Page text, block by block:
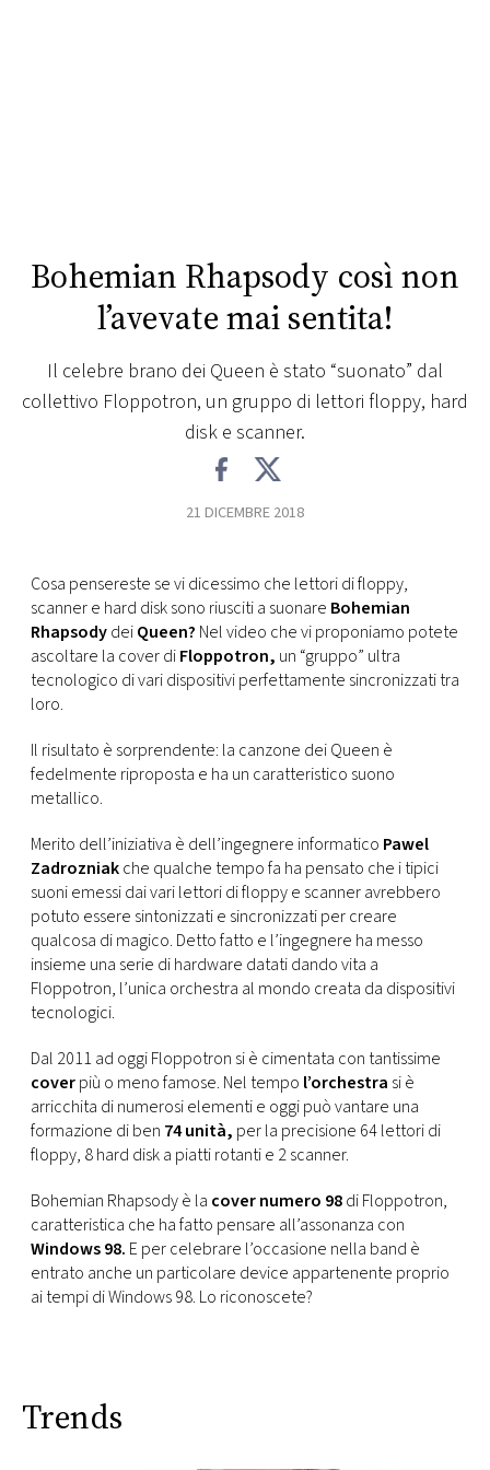
PRINCIPATO
DI
MONACO
Bohemian Rhapsody così non
l’avevate mai sentita!
Il celebre brano dei Queen è stato “suonato” dal
collettivo Floppotron, un gruppo di lettori floppy, hard
disk e scanner.
21 DICEMBRE 2018
Cosa pensereste se vi dicessimo che lettori di floppy,
scanner e hard disk sono riusciti a suonare Bohemian
RhapsodydeiQueen? Nel video che vi proponiamo potete
ascoltare la cover diFloppotron, un “gruppo” ultra
tecnologico di vari dispositivi perfettamente sincronizzati tra
loro.
Il risultato è sorprendente: la canzone dei Queen è
fedelmente riproposta e ha un caratteristico suono
metallico.
Merito dell’iniziativa è dell’ingegnere informatico Pawel
Zadrozniakche qualche tempo fa ha pensato che i tipici
suoni emessi dai vari lettori di floppy e scanner avrebbero
potuto essere sintonizzati e sincronizzati per creare
qualcosa di magico. Detto fatto e l’ingegnere ha messo
insieme una serie di hardware datati dando vita a
Floppotron, l’unica orchestra al mondo creata da dispositivi
tecnologici.
Dal 2011 ad oggi Floppotron si è cimentata con tantissime
coverpiù o meno famose. Nel tempo l’orchestra si è
arricchita di numerosi elementi e oggi può vantare una
formazione di ben 74 unità, per la precisione 64 lettori di
floppy, 8 hard disk a piatti rotanti e 2 scanner.
Bohemian Rhapsody è la cover numero 98di Floppotron,
caratteristica che ha fatto pensare all’assonanza con
Windows 98. E per celebrare l’occasione nella band è
entrato anche un particolare device appartenente proprio
ai tempi di Windows 98. Lo riconoscete?
Trends